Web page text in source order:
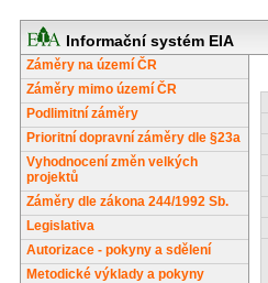
Informační systém EIA
Záměry na území ČR
Záměry mimo území ČR
Podlimitní záměry
Prioritní dopravní záměry dle §23a
Vyhodnocení změn velkých
projektů
Záměry dle zákona 244/1992 Sb.
Legislativa
Autorizace - pokyny a sdělení
Metodické výklady a pokyny